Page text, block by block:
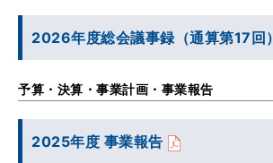
2026年度総会議事録（通算第17回）
予算・決算・事業計画・事業報告
2025年度 事業報告